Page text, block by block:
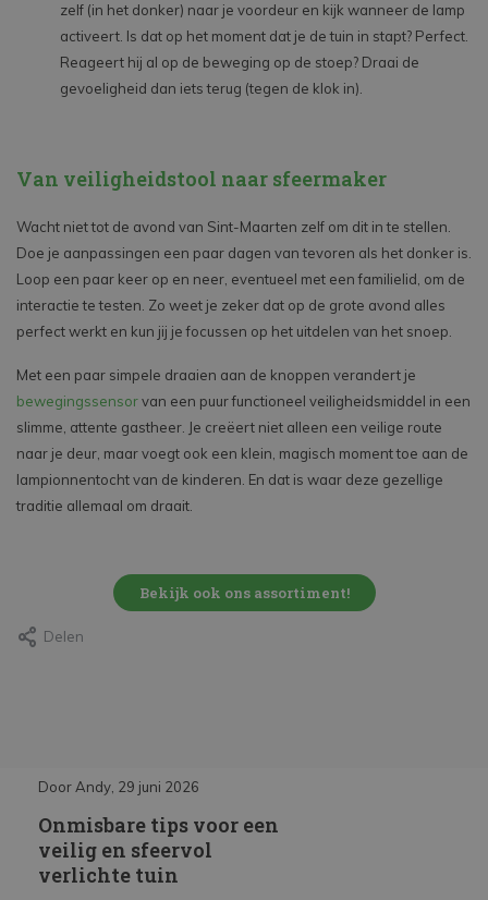
zelf (in het donker) naar je voordeur en kijk wanneer de lamp
activeert. Is dat op het moment dat je de tuin in stapt? Perfect.
Reageert hij al op de beweging op de stoep? Draai de
gevoeligheid dan iets terug (tegen de klok in).
Van veiligheidstool naar sfeermaker
Wacht niet tot de avond van Sint-Maarten zelf om dit in te stellen.
Doe je aanpassingen een paar dagen van tevoren als het donker is.
Loop een paar keer op en neer, eventueel met een familielid, om de
interactie te testen. Zo weet je zeker dat op de grote avond alles
perfect werkt en kun jij je focussen op het uitdelen van het snoep.
Met een paar simpele draaien aan de knoppen verandert je
bewegingssensorvan een puur functioneel veiligheidsmiddel in een
slimme, attente gastheer. Je creëert niet alleen een veilige route
naar je deur, maar voegt ook een klein, magisch moment toe aan de
lampionnentocht van de kinderen. En dat is waar deze gezellige
traditie allemaal om draait.
Bekijk ook ons assortiment!
Delen
Door Andy, 29 juni 2026
Onmisbare tips voor een
veilig en sfeervol
verlichte tuin